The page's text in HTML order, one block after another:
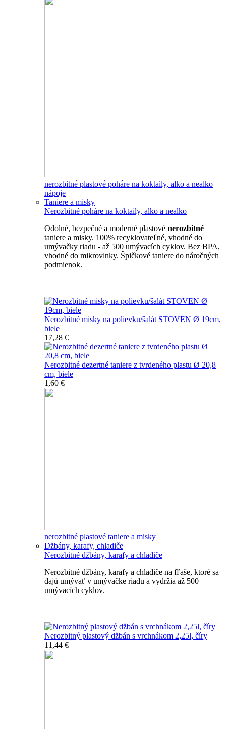
nerozbitné plastové poháre na koktaily, alko a nealko
nápoje
Taniere a misky
Nerozbitné poháre na koktaily, alko a nealko
Odolné, bezpečné a moderné plastové nerozbitné
taniere a misky. 100% recyklovateľné, vhodné do
umývačky riadu - až 500 umývacích cyklov. Bez BPA,
vhodné do mikrovlnky. Špičkové taniere do náročných
podmienok.
Nerozbitné misky na polievku/šalát STOVEN Ø 19cm,
biele
17,28 €
Nerozbitné dezertné taniere z tvrdeného plastu Ø 20,8
cm, biele
1,60 €
nerozbitné plastové taniere a misky
Džbány, karafy, chladiče
Nerozbitné džbány, karafy a chladiče
Nerozbitné džbány, karafy a chladiče na fľaše, ktoré sa
dajú umývať v umývačke riadu a vydržia až 500
umývacích cyklov.
Nerozbitný plastový džbán s vrchnákom 2,25l, číry
11,44 €